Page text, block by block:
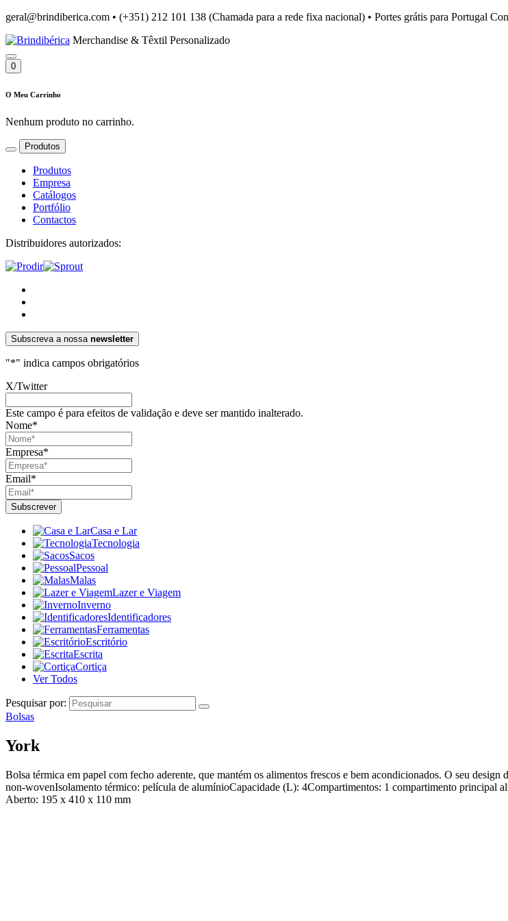
geral@brindiberica.com • (+351) 212 101 138 (Chamada para a rede fixa nacional) • Portes grátis para Portugal
Merchandise & Têxtil Personalizado
0
O Meu Carrinho
Nenhum produto no carrinho.
Produtos
Produtos
Empresa
Catálogos
Portfólio
Contactos
Distribuidores autorizados:
Subscreva a nossa newsletter
"*" indica campos obrigatórios
X/Twitter
Este campo é para efeitos de validação e deve ser mantido inalterado.
Nome*
Empresa*
Email*
Casa e Lar
Tecnologia
Sacos
Pessoal
Malas
Lazer e Viagem
Inverno
Identificadores
Ferramentas
Escritório
Escrita
Cortiça
Ver Todos
Pesquisar por:
Bolsas
York
Bolsa térmica em papel com fecho aderente, que mantém os alimentos frescos e bem acondicionados. O seu
non-wovenIsolamento térmico: película de alumínioCapacidade (L): 4Compartimentos: 1 compartimento principal
Aberto: 195 x 410 x 110 mm